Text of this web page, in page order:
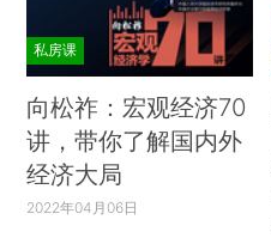
私房课
向松祚：宏观经济70
讲，带你了解国内外
经济大局
2022年04月06日